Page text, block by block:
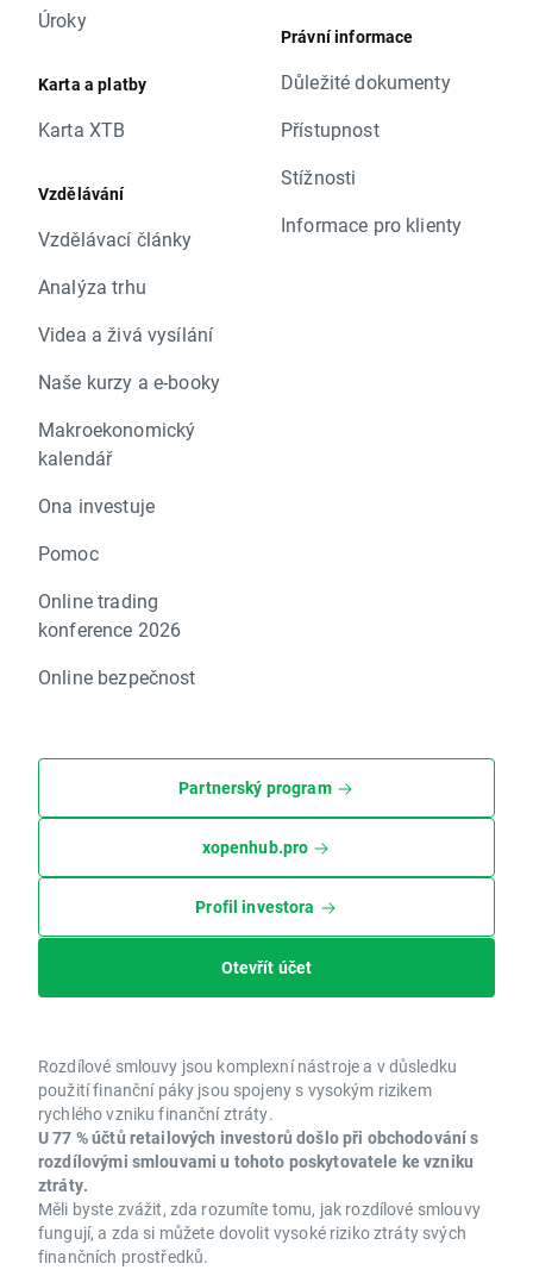
Úroky
Karta a platby
Karta XTB
Vzdělávání
Vzdělávací články
Analýza trhu
Videa a živá vysílání
Naše kurzy a e-booky
Makroekonomický
kalendář
Ona investuje
Pomoc
Online trading
konference 2026
Online bezpečnost
Právní informace
Důležité dokumenty
Přístupnost
Stížnosti
Informace pro klienty
Partnerský program
xopenhub.pro
Profil investora
Otevřít účet
Rozdílové smlouvy jsou komplexní nástroje a v důsledku
použití finanční páky jsou spojeny s vysokým rizikem
rychlého vzniku finanční ztráty.
U 77 % účtů retailových investorů došlo při obchodování s
rozdílovými smlouvami u tohoto poskytovatele ke vzniku
ztráty.
Měli byste zvážit, zda rozumíte tomu, jak rozdílové smlouvy
fungují, a zda si můžete dovolit vysoké riziko ztráty svých
finančních prostředků.